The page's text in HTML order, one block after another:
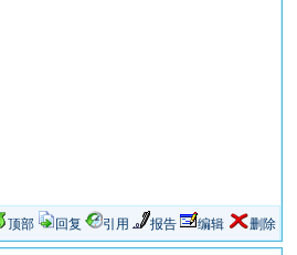
顶部 回复 引用 报告 编辑 删除